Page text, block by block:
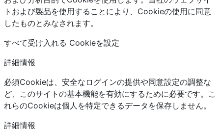
トおよび製品を使用することにより、Cookieの使用に同意
したものとみなされます。
すべて受け入れる Cookieを設定
詳細情報
必須Cookieは、安全なログインの提供や同意設定の調整な
ど、このサイトの基本機能を有効にするために必要です。こ
れらのCookieは個人を特定できるデータを保存しません。
詳細情報